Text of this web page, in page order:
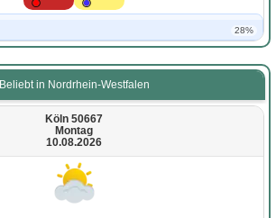
28%
Beliebt in Nordrhein-Westfalen
Köln 50667
Montag
10.08.2026